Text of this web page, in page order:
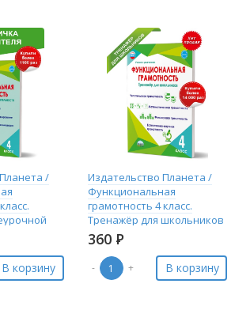
/
В корзину
Издательство Планета /
Функциональная
грамотность 4 класс.
Тренажёр для школьников
360 Р
- + В корзину